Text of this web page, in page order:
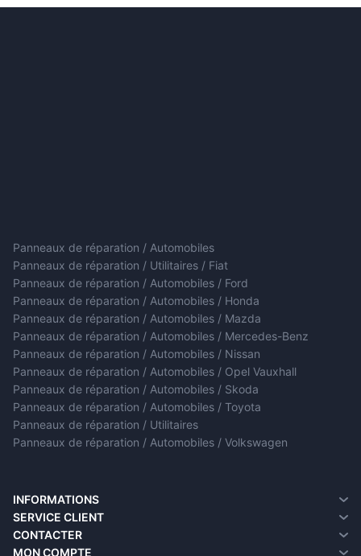
Panneaux de réparation / Automobiles
Panneaux de réparation / Utilitaires / Fiat
Panneaux de réparation / Automobiles / Ford
Panneaux de réparation / Automobiles / Honda
Panneaux de réparation / Automobiles / Mazda
Panneaux de réparation / Automobiles / Mercedes-Benz
Panneaux de réparation / Automobiles / Nissan
Panneaux de réparation / Automobiles / Opel Vauxhall
Panneaux de réparation / Automobiles / Skoda
Panneaux de réparation / Automobiles / Toyota
Panneaux de réparation / Utilitaires
Panneaux de réparation / Automobiles / Volkswagen
INFORMATIONS
A propos de nous
Informations sur la livraison
Politique de confidentialité
SERVICE CLIENT
Contacter
Retour de marchandise
CONTACTER
MON COMPTE